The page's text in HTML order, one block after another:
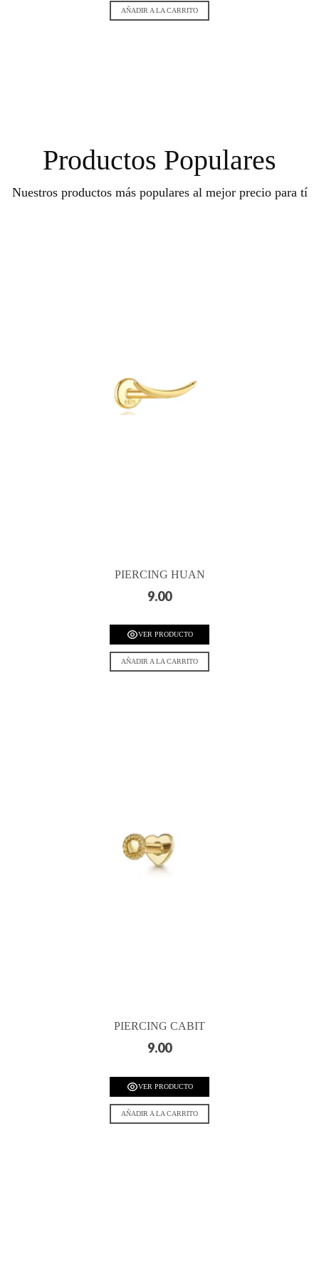
AÑADIR A LA CARRITO
Productos Populares
Nuestros productos más populares al mejor precio para tí
PIERCING HUAN
9.00
VER PRODUCTO
AÑADIR A LA CARRITO
PIERCING CABIT
9.00
VER PRODUCTO
AÑADIR A LA CARRITO